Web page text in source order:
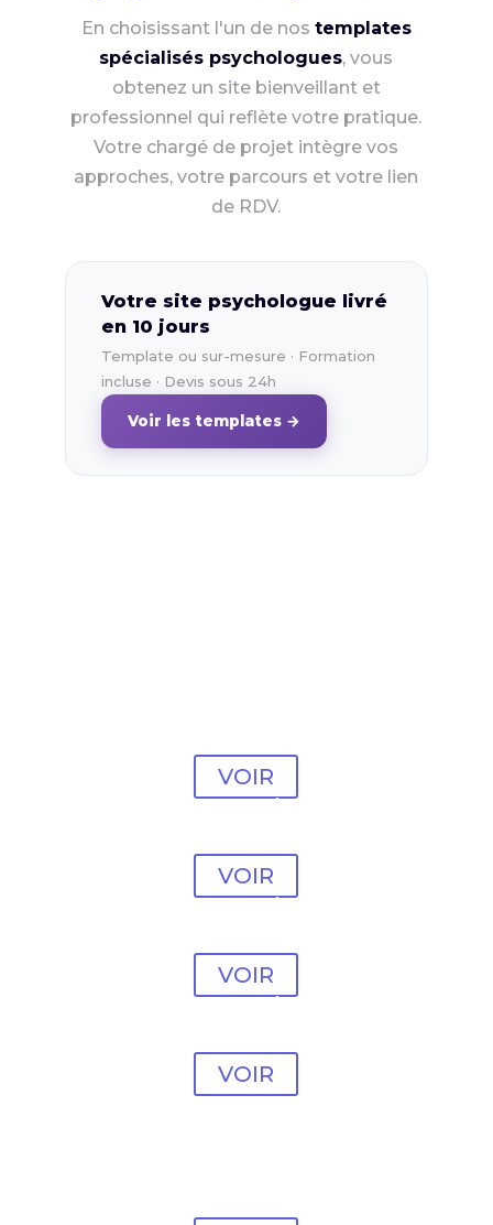
En choisissant l'un de nos templates
spécialisés psychologues, vous
obtenez un site bienveillant et
professionnel qui reflète votre pratique.
Votre chargé de projet intègre vos
approches, votre parcours et votre lien
de RDV.
Votre site psychologue livré
en 10 jours
Template ou sur-mesure · Formation
incluse · Devis sous 24h
Voir les templates →
VOIR
Modèle Psychologue
VOIR
Modèle Psychologue
VOIR
Modèle Psychologue
VOIR